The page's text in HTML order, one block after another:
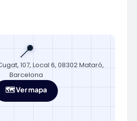
📍
107, Local 6, 08302 Mataró,
Barcelona
🗺️ Ver mapa